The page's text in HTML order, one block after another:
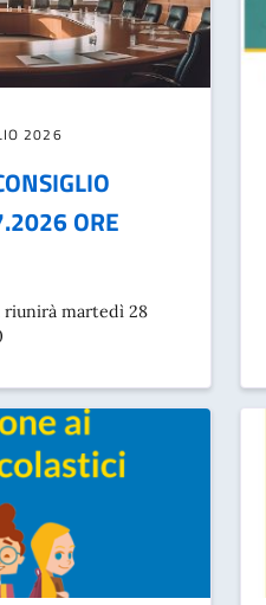
2026
ORE
riunirà martedì 28